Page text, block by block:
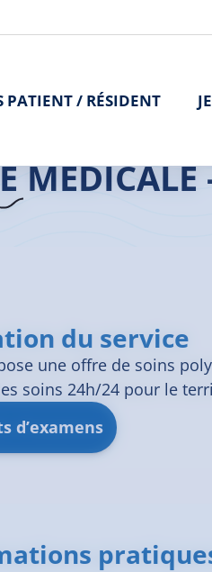
PATIENT / RÉSIDENT
de soins> Imagerie Médicale
du service
une offre de soins
soins 24h/24 pour le
d’examens